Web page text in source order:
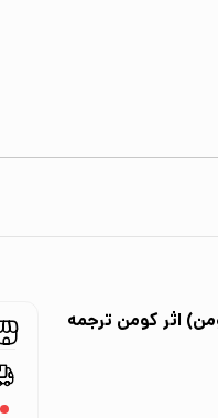
ساعت ها 1 (کتاب کار کومن) اثر کومن ترجمه